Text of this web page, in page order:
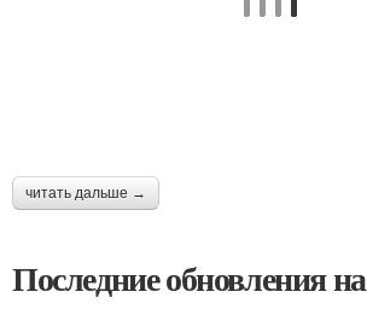
читать дальше →
Последние обновления